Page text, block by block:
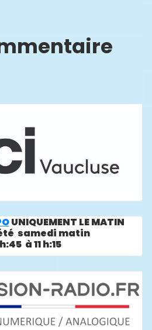
UNIQUEMENT LE MATIN
samedi matin
à 11 h:15